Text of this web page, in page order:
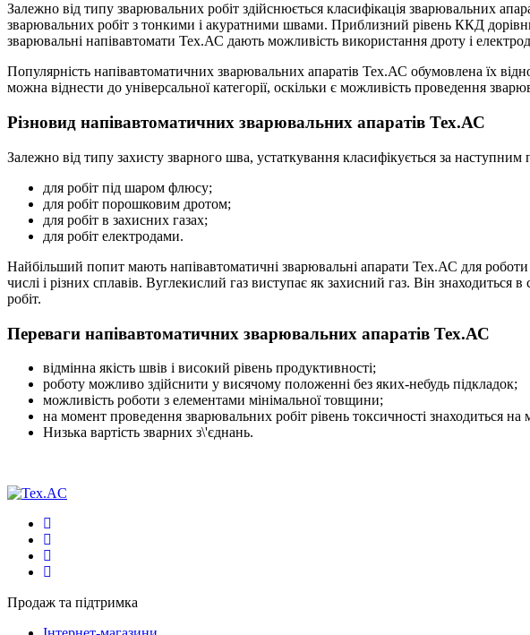
Залежно від типу зварювальних робіт здійснюється класифікація зварювальних
зварювальних робіт з тонкими і акуратними швами. Приблизний рівень ККД
зварювальні напівавтомати Тех.АС дають можливість використання дроту і
Популярність напівавтоматичних зварювальних апаратів Тех.АС обумовлена їх
можна віднести до універсальної категорії, оскільки є можливість проведення
Різновид напівавтоматичних зварювальних апаратів Тех.АС
Залежно від типу захисту зварного шва, устаткування класифікується за
для робіт під шаром флюсу;
для робіт порошковим дротом;
для робіт в захисних газах;
для робіт електродами.
Найбільший попит мають напівавтоматичні зварювальні апарати Тех.АС для роботи
числі і різних сплавів. Вуглекислий газ виступає як захисний газ. Він
робіт.
Переваги напівавтоматичних зварювальних апаратів Тех.АС
відмінна якість швів і високий рівень продуктивності;
роботу можливо здійснити у висячому положенні без яких-небудь підкладок;
можливість роботи з елементами мінімальної товщини;
на момент проведення зварювальних робіт рівень токсичності знаходиться на
Низька вартість зварних з\'єднань.
Продаж та підтримка